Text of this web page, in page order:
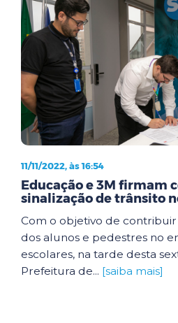
11/11/2022, às 16:54
Educação e 3M firmam
sinalização de trânsito
Com o objetivo de
dos alunos e pedestres no
escolares, na tarde desta
Prefeitura de... [saiba mais]